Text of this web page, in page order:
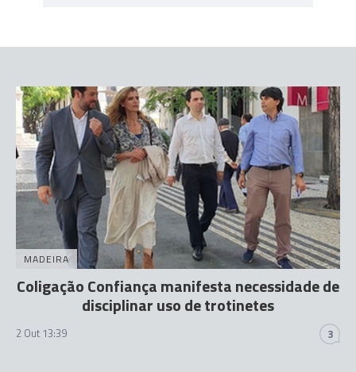
MADEIRA
Coligação Confiança manifesta necessidade de
disciplinar uso de trotinetes
2 Out 13:39 3